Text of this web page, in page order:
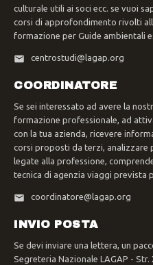
culturale utili ai soci ecc. se vuoi
corsi di approfondimento rivolti
formazione per Guide ambientali
centrostudi@lagap.org
COORDINATORE
Se sei interessato ad avere la
formazione professionale, ad
con la tua azienda, ricevere
corsi proposti da terzi, analizzare
legate alla professione,
tecnica di agenzia viaggi prevista
coordinatore@lagap.org
INVIO POSTA
Se devi inviare una lettera, un
Segreteria Nazionale LAGAP - Str.